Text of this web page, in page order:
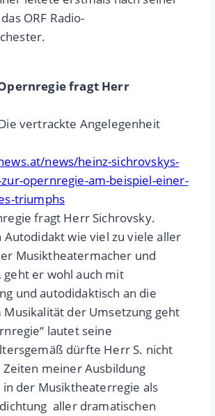
ORF Radio-
fragt Herr
vertrackte Angelegenheit
news/heinz-sichrovskys-
opernregie-am-beispiel-einer-
triumphs
fragt Herr Sichrovsky.
Autodidakt wie viel zu viele aller
Musiktheatermacher und
geht er wohl auch mit
und autodidaktisch an die
der Umsetzung geht
lautet seine
dürfte Herr S. nicht
meiner Ausbildung
der Musiktheaterregie als
aller dramatischen